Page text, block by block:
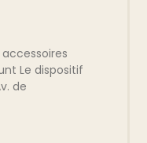
accessoires
Le dispositif
de